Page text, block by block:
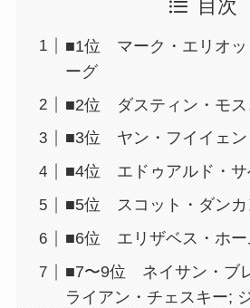
目次
■1位 マーク・エリオッ
ーグ
■2位 ダスティン・モス
■3位 ヤン・フイイェン
■4位 エドゥアルド・サ
■5位 スコット・ダンカ
■6位 エリザベス・ホー
■7〜9位 ネイサン・ブ
ライアン・チェスキー;